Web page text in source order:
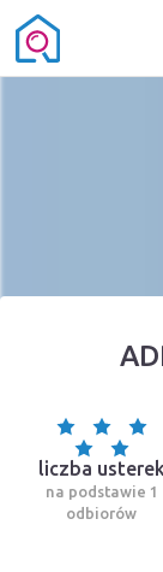
liczba usterek
na podstawie 1
odbiorów